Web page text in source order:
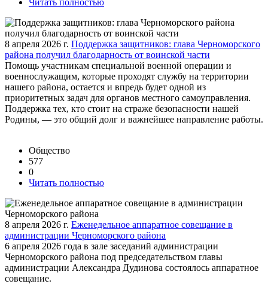
8 апреля 2026 г. Поддержка защитников: глава Черноморского
района получил благодарность от воинской части
Помощь участникам специальной военной операции и
военнослужащим, которые проходят службу на территории
нашего района, остается и впредь будет одной из
приоритетных задач для органов местного самоуправления.
Поддержка тех, кто стоит на страже безопасности нашей
Родины, — это общий долг и важнейшее направление работы.
Общество
577
0
Читать полностью
8 апреля 2026 г. Еженедельное аппаратное совещание в
администрации Черноморского района
6 апреля 2026 года в зале заседаний администрации
Черноморского района под председательством главы
администрации Александра Дудинова состоялось аппаратное
совещание.